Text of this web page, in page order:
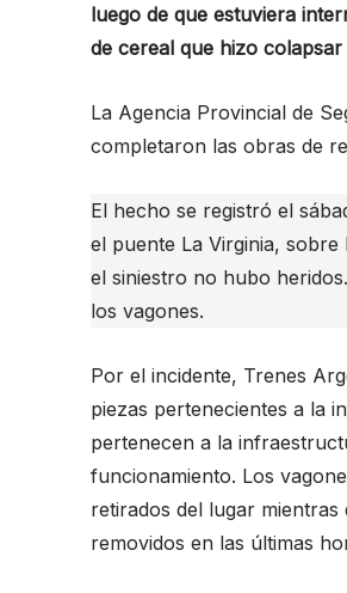
luego de que estuviera
de cereal que hizo
La Agencia Provincial de
completaron las obras de
El hecho se registró el
el puente La Virginia,
el siniestro no hubo
los vagones.
Por el incidente, Trenes
piezas pertenecientes a la
pertenecen a la
funcionamiento. Los
retirados del lugar
removidos en las últimas